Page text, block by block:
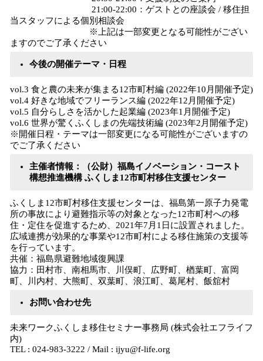
21:00-22:00：ゲストとの座談会 / 移住担
当スタッフによる個別相談会
※上記は一部変更となる可能性がござい
ますのでご了承ください
今後の開催テーマ・日程
vol.3 食と農の未来が集まる12市町村編 (2022年10月開催予定)
vol.4 好きな地域でフリーランス編 (2022年12月開催予定)
vol.5 自分らしさを活かした起業編 (2023年1月開催予定)
vol.6 世界が驚くふくしまの先端技術編 (2023年2月開催予定)
※開催日程・テーマは一部変更になる可能性がございますの
でご了承ください
主催者情報：（公財）福島イノベーション・コースト
構想推進機構 ふくしま12市町村移住支援センター
ふくしま12市町村移住支援センターは、福島第一原子力発電
所の事故により避難指示等の対象となった12市町村への移
住・定住を促進するため、2021年7月1日に設置されました。
広域連携が効果的な事業や12市町村による移住施策の支援等
を行っています。
共催：福島県避難地域復興課
協力：田村市、南相馬市、川俣町、広野町、楢葉町、富岡
町、川内村、大熊町、双葉町、浪江町、葛尾村、飯舘村
お問い合わせ先
未来ワークふくしま移住セミナー事務局 (株式会社エフライフ
内)
TEL : 024-983-3222 / Mail : ijyu@f-life.org